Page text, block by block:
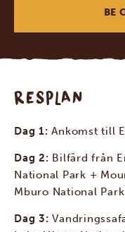
BE
RESPLAN
Dag 1:Ankomst till
Dag 2: Bilfärd från
National Park +
Mburo National Park
Dag 3: